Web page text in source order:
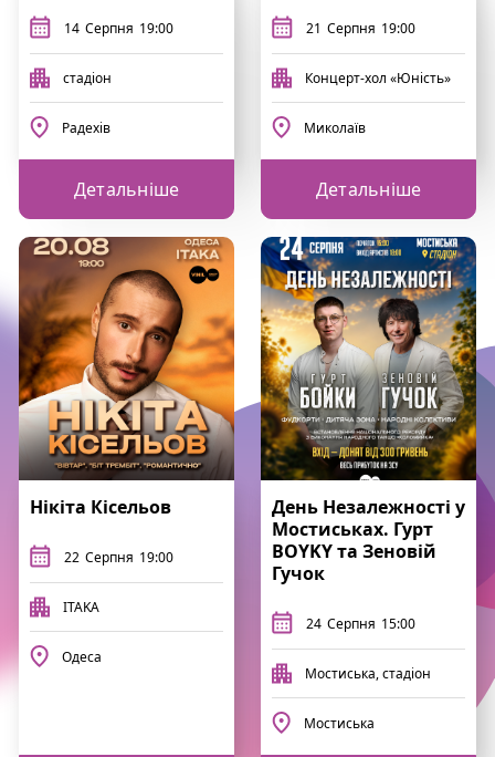
14 Серпня 19:00
стадіон
Радехів
Детальніше
21 Серпня 19:00
Концерт-хол «Юність»
Миколаїв
Детальніше
Нікіта Кісельов
22 Серпня 19:00
ITAKA
Одеса
День Незалежності у
Мостиськах. Гурт
BOYKY та Зеновій
Гучок
24 Серпня 15:00
Мостиська, стадіон
Мостиська